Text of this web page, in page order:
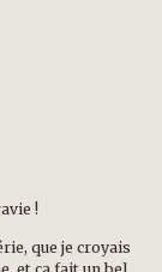
!
que je croyais